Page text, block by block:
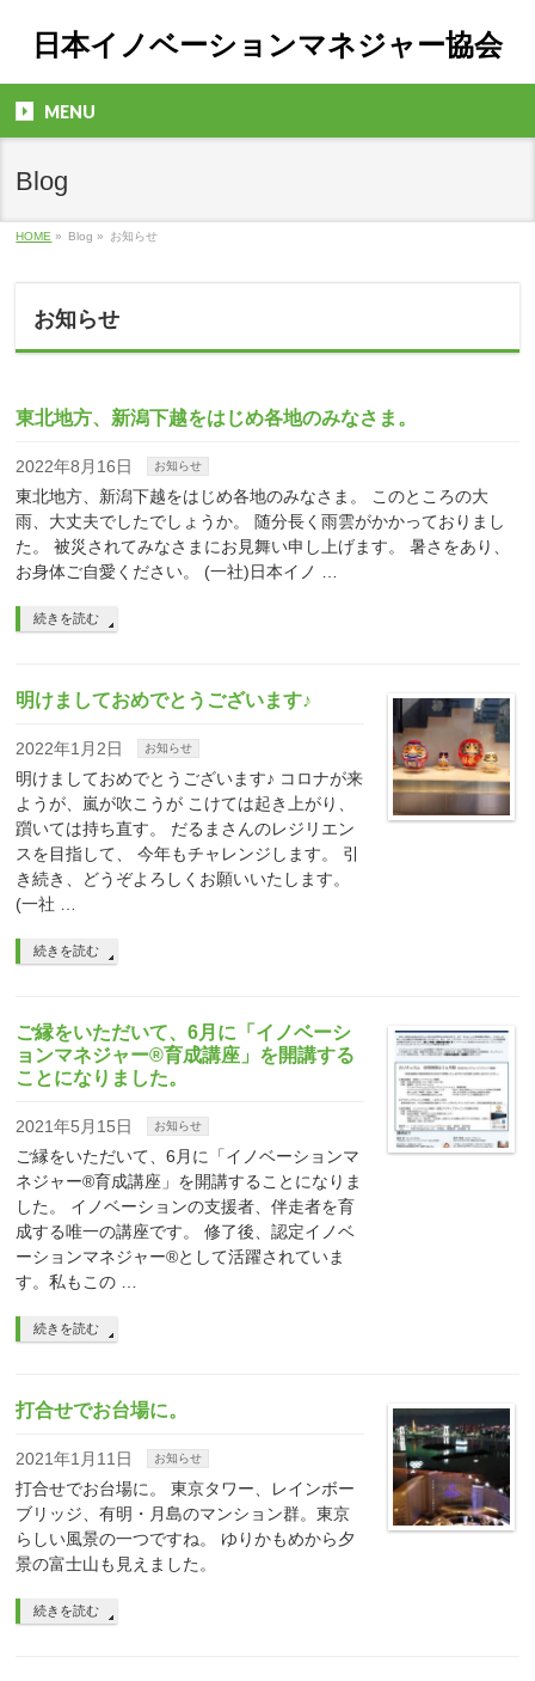
日本イノベーションマネジャー協会
MENU
Blog
HOME » Blog » お知らせ
お知らせ
東北地方、新潟下越をはじめ各地のみなさま。
2022年8月16日 お知らせ
東北地方、新潟下越をはじめ各地のみなさま。 このところの大
雨、大丈夫でしたでしょうか。 随分長く雨雲がかかっておりまし
た。 被災されてみなさまにお見舞い申し上げます。 暑さをあり、
お身体ご自愛ください。 (一社)日本イノ …
続きを読む
明けましておめでとうございます♪
2022年1月2日 お知らせ
明けましておめでとうございます♪ コロナが来
ようが、嵐が吹こうが こけては起き上がり、
躓いては持ち直す。 だるまさんのレジリエン
スを目指して、 今年もチャレンジします。 引
き続き、どうぞよろしくお願いいたします。
(一社 …
続きを読む
ご縁をいただいて、6月に「イノベーシ
ョンマネジャー®育成講座」を開講する
ことになりました。
2021年5月15日 お知らせ
ご縁をいただいて、6月に「イノベーションマ
ネジャー®育成講座」を開講することになりま
した。 イノベーションの支援者、伴走者を育
成する唯一の講座です。 修了後、認定イノベ
ーションマネジャー®として活躍されていま
す。私もこの …
続きを読む
打合せでお台場に。
2021年1月11日 お知らせ
打合せでお台場に。 東京タワー、レインボー
ブリッジ、有明・月島のマンション群。東京
らしい風景の一つですね。 ゆりかもめから夕
景の富士山も見えました。
続きを読む